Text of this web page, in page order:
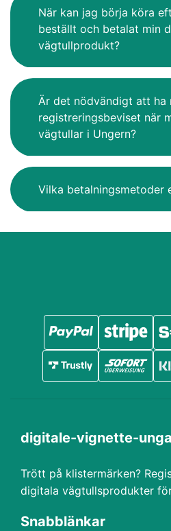
När kan jag börja köra
beställt och betalat min
vägtullprodukt?
Är det nödvändigt att ha
registreringsbeviset när
vägtullar i Ungern?
Vilka betalningsmetoder
digitale-vignette-
Trött på klistermärken?
digitala vägtullsprodukter
Snabblänkar